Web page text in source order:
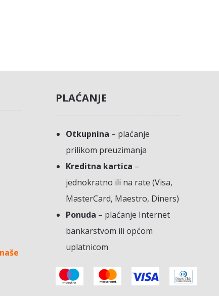
PLAĆANJE
Otkupnina – plaćanje
prilikom preuzimanja
Kreditna kartica –
jednokratno ili na rate (Visa,
MasterCard, Maestro, Diners)
Ponuda – plaćanje Internet
bankarstvom ili općom
uplatnicom